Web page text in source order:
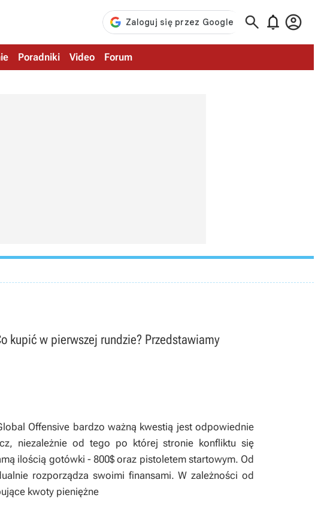
  
Poradniki Video Forum
kupić w pierwszej rundzie? Przedstawiamy
Offensive bardzo ważną kwestią jest odpowiednie
niezależnie od tego po której stronie konfliktu się
ilością gotówki - 800$ oraz pistoletem startowym. Od
rozporządza swoimi finansami. W zależności od
kwoty pieniężne